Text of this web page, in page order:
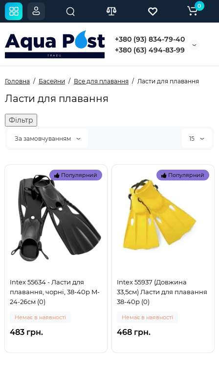
+380 (93) 834-79-40
+380 (63) 494-83-99
0
Головна Басейни Все для плавання Ласти для плавання
Ласти для плавання
Фільтр
За замовчуванням 15
Популярний
Intex 55634 - Ласти для
плавання, чорні, 38-40р M-
24-26см (0)
Немає в наявності
483 грн.
Популярний
Intex 55937 (Довжина
33,5см) Ласти для плавання
38-40р (0)
Немає в наявності
468 грн.